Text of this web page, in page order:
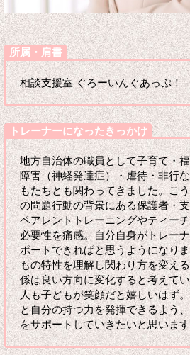
所属・肩書
相談支援室 ぐろーいんぐあっぷ
トレーナーになったきっかけ
地方自治体の職員として子育て・
障害（神経発達症）・虐待・非行
もたちとも関わってきました。こ
の問題行動の背景にある保護者・
ペアレントトレーニングやティー
必要性を痛感。自分自身がトレー
ポートできればと思うようになり
もの特性を理解し関わり方を変え
係は良い方向に変化すると考えて
人も子どもが笑顔だと嬉しいはず
と自分の持つ力を発揮できるよう
をサポートしていきたいと思いま